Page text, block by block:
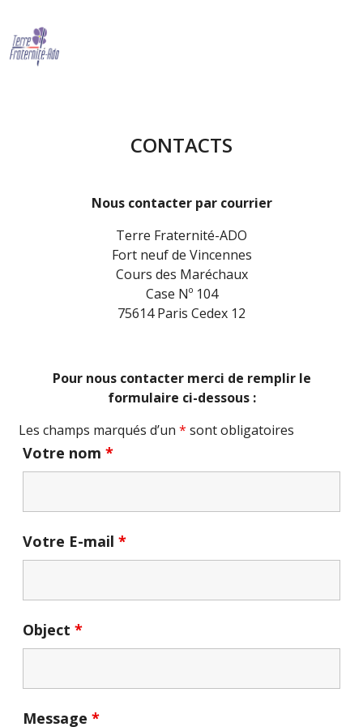
CONTACTS
Nous contacter par courrier
Terre Fraternité-ADO
Fort neuf de Vincennes
Cours des Maréchaux
Case Nº 104
75614 Paris Cedex 12
Pour nous contacter merci de remplir le
formulaire ci-dessous :
Les champs marqués d’un* sont obligatoires
Votre nom*
Votre E-mail*
Object*
Message*